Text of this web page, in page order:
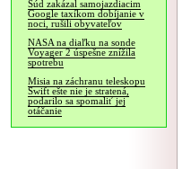
Súd zakázal samojazdiacim
Google taxíkom dobíjanie v
noci, rušili obyvateľov
NASA na diaľku na sonde
Voyager 2 úspešne znížila
spotrebu
Misia na záchranu teleskopu
Swift ešte nie je stratená,
podarilo sa spomaliť jej
otáčanie